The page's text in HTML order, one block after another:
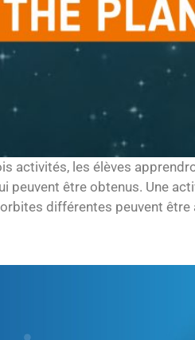
activités, les élèves
peuvent être obtenus. Une
différentes peuvent être